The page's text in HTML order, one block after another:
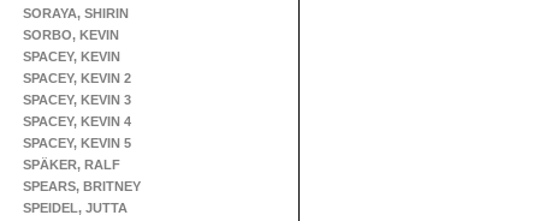
SORAYA, SHIRIN
SORBO, KEVIN
SPACEY, KEVIN
SPACEY, KEVIN 2
SPACEY, KEVIN 3
SPACEY, KEVIN 4
SPACEY, KEVIN 5
SPÄKER, RALF
SPEARS, BRITNEY
SPEIDEL, JUTTA